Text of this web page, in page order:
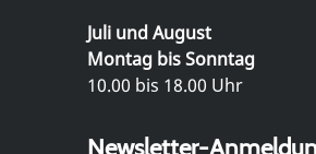
Juli und August
Montag bis Sonntag
10.00 bis 18.00 Uhr
Newsletter-